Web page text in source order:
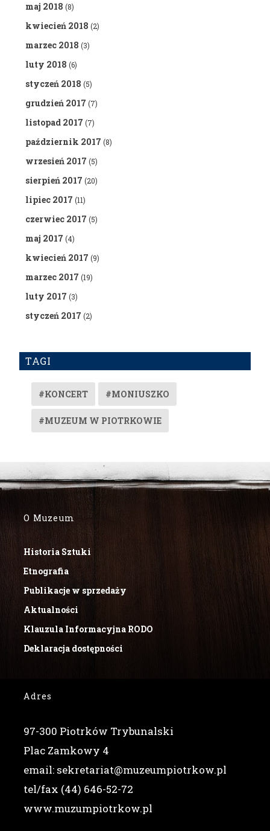
maj 2018 (8)
kwiecień 2018 (2)
marzec 2018 (3)
luty 2018 (6)
styczeń 2018 (5)
grudzień 2017 (7)
listopad 2017 (7)
październik 2017 (8)
wrzesień 2017 (5)
sierpień 2017 (20)
lipiec 2017 (11)
czerwiec 2017 (5)
maj 2017 (4)
kwiecień 2017 (9)
marzec 2017 (19)
luty 2017 (3)
styczeń 2017 (2)
TAGI
#KONCERT #MONIUSZKO
#MUZEUM W PIOTRKOWIE
O Muzeum
Historia Sztuki
Etnografia
Publikacje w sprzedaży
Aktualności
Klauzula Informacyjna RODO
Deklaracja dostępności
Adres
97-300 Piotrków Trybunalski
Plac Zamkowy 4
email: sekretariat@muzeumpiotrkow.pl
tel/fax (44) 646-52-72
www.muzumpiotrkow.pl